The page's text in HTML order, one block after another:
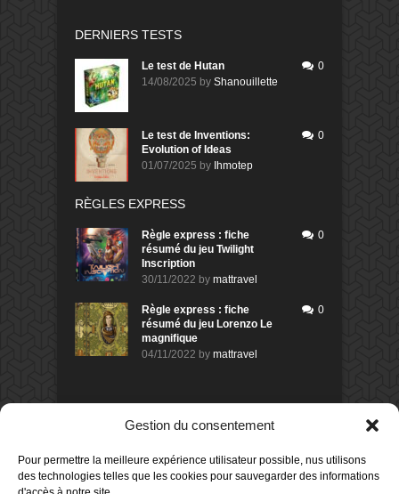
Gestion du consentement
Pour permettre la meilleure expérience utilisateur possible, nus utilisons
des technologies telles que les cookies pour sauvegarder des informations
DERNIERS TESTS
Le test de Hutan
14/08/2025 by Shanouillette
0
Le test de Inventions:
Evolution of Ideas
01/07/2025 by Ihmotep
0
RÈGLES EXPRESS
Règle express : fiche
résumé du jeu Twilight
Inscription
30/11/2022 by mattravel
0
Règle express : fiche
résumé du jeu Lorenzo Le
magnifique
04/11/2022 by mattravel
0
Sur le jeu Detective Box - Ciao
Bella